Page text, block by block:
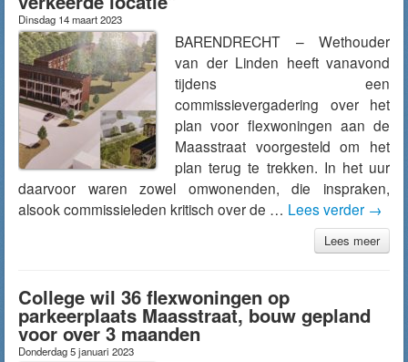
Dinsdag 14 maart 2023
BARENDRECHT – Wethouder
van der Linden heeft vanavond
tijdens een
commissievergadering over het
plan voor flexwoningen aan de
Maasstraat voorgesteld om het
plan terug te trekken. In het uur
daarvoor waren zowel omwonenden, die inspraken,
alsook commissieleden kritisch over de … Lees verder →
Lees meer
College wil 36 flexwoningen op
parkeerplaats Maasstraat, bouw gepland
voor over 3 maanden
Donderdag 5 januari 2023